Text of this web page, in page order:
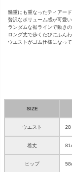
幾重にも重なったティアー
贅沢なボリューム感が可愛
ランダムな裾ラインで動き
ロング丈で歩くたびにふん
ウエストがゴム仕様になっ
SIZE
ウエスト 28
着丈
ヒップ